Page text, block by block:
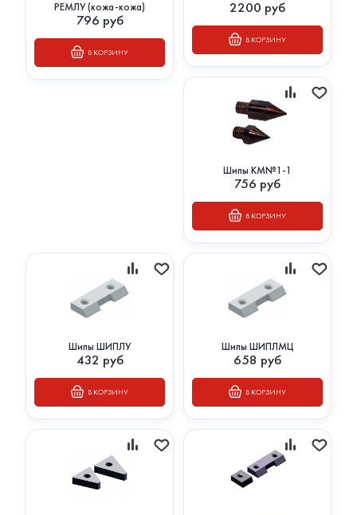
РЕМЛУ (кожа-кожа)
796 руб
В КОРЗИНУ
2200 руб
В КОРЗИНУ
Шипы КМ№1-1
756 руб
В КОРЗИНУ
Шипы ШИПЛУ
432 руб
В КОРЗИНУ
Шипы ШИПЛМЦ
658 руб
В КОРЗИНУ